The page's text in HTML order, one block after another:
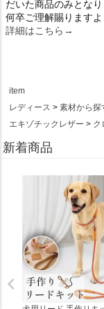
だいた商品のみとなり
何卒ご理解賜ります
詳細はこちら→
item
レディース
素材から探
エキゾチックレザー
ク
新着商品